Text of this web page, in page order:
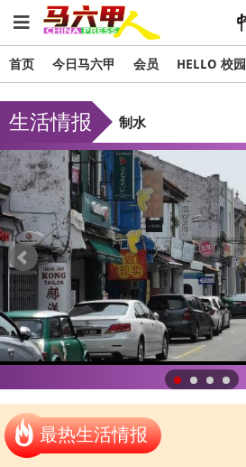
首页 今日马六甲 会员 HELLO 校园
生活情报 制水
最热生活情报